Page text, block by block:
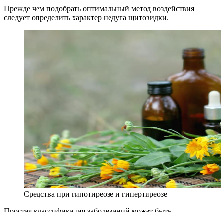
Прежде чем подобрать оптимальный метод воздействия
следует определить характер недуга щитовидки.
Средства при гипотиреозе и гипертиреозе